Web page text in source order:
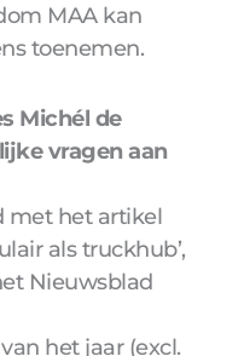
MAA kan
toenemen.
Michél de
vragen aan
met het artikel
als truckhub’,
Nieuwsblad
het jaar (excl.